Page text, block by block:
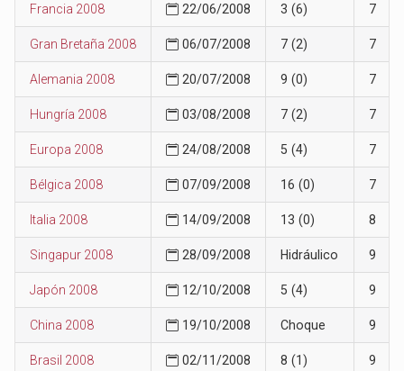
Francia 2008 22/06/2008 3 (6) 7
Gran Bretaña 2008 06/07/2008 7 (2) 7
Alemania 2008 20/07/2008 9 (0) 7
Hungría 2008 03/08/2008 7 (2) 7
Europa 2008 24/08/2008 5 (4) 7
Bélgica 2008 07/09/2008 16 (0) 7
Italia 2008 14/09/2008 13 (0) 8
Singapur 2008 28/09/2008 Hidráulico 9
Japón 2008 12/10/2008 5 (4) 9
China 2008 19/10/2008 Choque 9
Brasil 2008 02/11/2008 8 (1) 9